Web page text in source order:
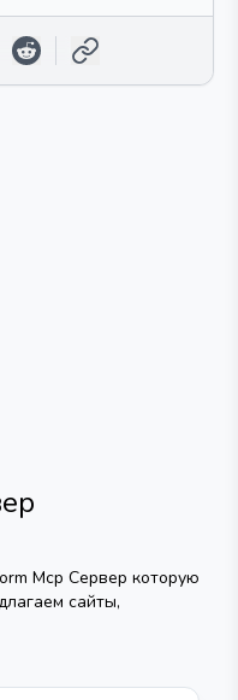
Mcp Сервер которую
сайты,